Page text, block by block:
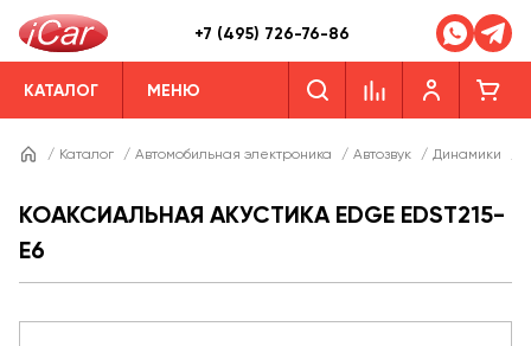
+7 (495) 726-76-86
КАТАЛОГ МЕНЮ
/ Каталог / Автомобильная электроника / Автозвук / Динамики
КОАКСИАЛЬНАЯ АКУСТИКА EDGE EDST215-
E6